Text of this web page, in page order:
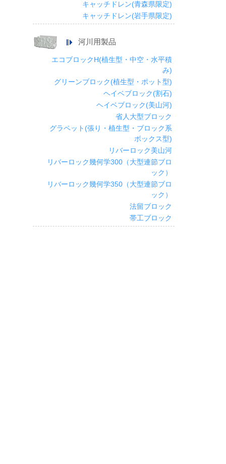
キャッチドレン(青森県限定)
キャッチドレン(岩手県限定)
河川用製品
エコブロックH(植生型・中空・水平積
み)
グリーンブロック(植生型・ポット型)
ヘイベブロック(割石)
ヘイベブロック(美山河)
省人大型ブロック
グラペット(張り・植生型・ブロック系
ボックス型)
リバーロック美山河
リバーロック幾何学300（大型連節ブロ
ック）
リバーロック幾何学350（大型連節ブロ
ック）
法留ブロック
帯工ブロック